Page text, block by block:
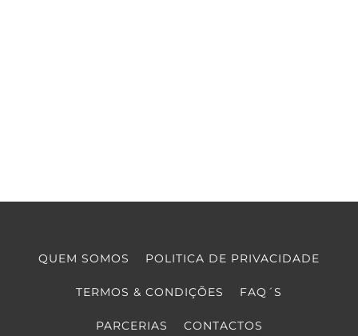
QUEM SOMOS POLITICA DE PRIVACIDADE
TERMOS & CONDIÇÕES FAQ´S
PARCERIAS CONTACTOS